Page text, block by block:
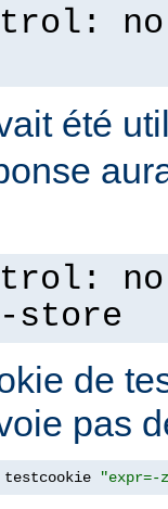
été
store
de
pas
testcookie "expr=-